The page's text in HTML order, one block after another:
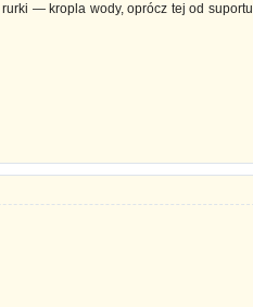
— kropla wody, oprócz tej od suportu